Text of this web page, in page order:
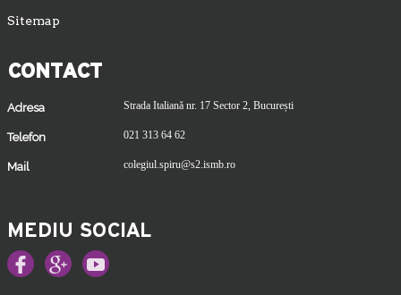
Sitemap
CONTACT
Adresa Strada Italiană nr. 17 Sector 2, București
Telefon 021 313 64 62
Mail colegiul.spiru@s2.ismb.ro
MEDIU SOCIAL